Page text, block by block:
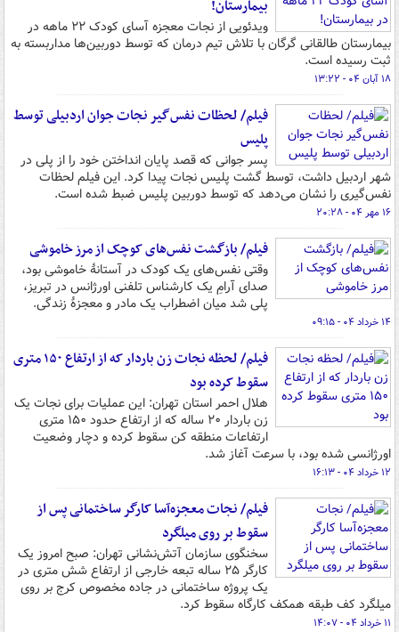
بیمارستان!
ویدئویی از نجات معجزه آسای کودک ۲۲ ماهه در
بیمارستان طالقانی گرگان با تلاش تیم درمان که توسط دوربین‌ها مداربسته به
ثبت رسیده است.
۱۸ آبان ۰۴ - ۱۳:۲۲
فیلم/ لحظات نفس‌گیر نجات جوان اردبیلی توسط
پلیس
پسر جوانی که قصد پایان انداختن خود را از پلی در
شهر اردبیل داشت، توسط گشت پلیس نجات پیدا کرد. این فیلم لحظات
نفس‌گیری را نشان می‌دهد که توسط دوربین پلیس ضبط شده است.
۱۶ مهر ۰۴ - ۲۰:۲۸
فیلم/ بازگشت نفس‌های کوچک از مرز خاموشی
وقتی نفس‌های یک کودک در آستانۀ خاموشی بود،
صدای آرامِ یک کارشناس تلفنی اورژانس در تبریز،
پلی شد میان اضطراب یک مادر و معجزۀ زندگی.
۱۴ خرداد ۰۴ - ۰۹:۱۵
فیلم/ لحظه نجات زن باردار که از ارتفاع ۱۵۰ متری
سقوط کرده بود
هلال احمر استان تهران: این عملیات برای نجات یک
زن باردار ۲۰ ساله که از ارتفاع حدود ۱۵۰ متری
ارتفاعات منطقه کن سقوط کرده و دچار وضعیت
اورژانسی شده بود، با سرعت آغاز شد.
۱۲ خرداد ۰۴ - ۱۶:۱۳
فیلم/ نجات معجزه‌آسا کارگر ساختمانی پس از
سقوط بر روی میلگرد
سخنگوی سازمان آتش‌نشانی تهران: صبح امروز یک
کارگر ۲۵ ساله تبعه خارجی از ارتفاع شش متری در
یک پروژه ساختمانی در جاده مخصوص کرج بر روی
میلگرد کف طبقه همکف کارگاه سقوط کرد.
۱۱ خرداد ۰۴ - ۱۴:۰۷